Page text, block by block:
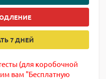
7 ДНЕЙ
(для коробочной
вам "Бесплатную